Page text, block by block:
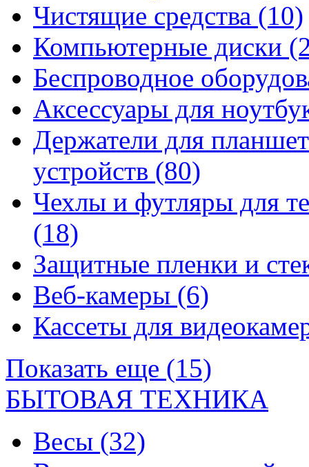
Чистящие средства (10)
Компьютерные диски
Беспроводное
Аксессуары для
Держатели для
устройств (80)
Чехлы и футляры для
(18)
Защитные пленки и
Веб-камеры (6)
Кассеты для
Показать еще (15)
БЫТОВАЯ ТЕХНИКА
Весы (32)